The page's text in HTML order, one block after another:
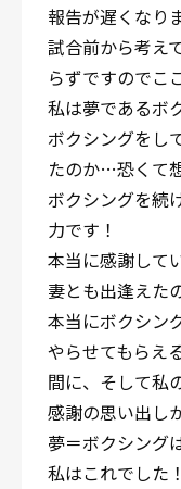
報告が遅くなり
試合前から考え
らずですのでこ
私は夢であるボ
ボクシングをし
たのか…恐くて
ボクシングを続
力です！
本当に感謝して
妻とも出逢えた
本当にボクシン
やらせてもらえ
間に、そして私
感謝の思い出し
夢＝ボクシング
私はこれでした！